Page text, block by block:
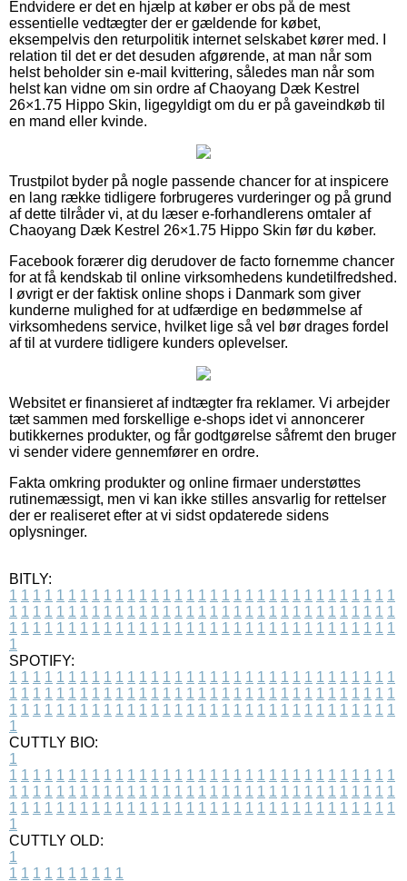
Endvidere er det en hjælp at køber er obs på de mest
essentielle vedtægter der er gældende for købet,
eksempelvis den returpolitik internet selskabet kører med. I
relation til det er det desuden afgørende, at man når som
helst beholder sin e-mail kvittering, således man når som
helst kan vidne om sin ordre af Chaoyang Dæk Kestrel
26×1.75 Hippo Skin, ligegyldigt om du er på gaveindkøb til
en mand eller kvinde.
Trustpilot byder på nogle passende chancer for at inspicere
en lang række tidligere forbrugeres vurderinger og på grund
af dette tilråder vi, at du læser e-forhandlerens omtaler af
Chaoyang Dæk Kestrel 26×1.75 Hippo Skin før du køber.
Facebook forærer dig derudover de facto fornemme chancer
for at få kendskab til online virksomhedens kundetilfredshed.
I øvrigt er der faktisk online shops i Danmark som giver
kunderne mulighed for at udfærdige en bedømmelse af
virksomhedens service, hvilket lige så vel bør drages fordel
af til at vurdere tidligere kunders oplevelser.
Websitet er finansieret af indtægter fra reklamer. Vi arbejder
tæt sammen med forskellige e-shops idet vi annoncerer
butikkernes produkter, og får godtgørelse såfremt den bruger
vi sender videre gennemfører en ordre.
Fakta omkring produkter og online firmaer understøttes
rutinemæssigt, men vi kan ikke stilles ansvarlig for rettelser
der er realiseret efter at vi sidst opdaterede sidens
oplysninger.
BITLY:
1 1 1 1 1 1 1 1 1 1 1 1 1 1 1 1 1 1 1 1 1 1 1 1 1 1 1 1 1 1 1 1 1
1 1 1 1 1 1 1 1 1 1 1 1 1 1 1 1 1 1 1 1 1 1 1 1 1 1 1 1 1 1 1 1 1
1 1 1 1 1 1 1 1 1 1 1 1 1 1 1 1 1 1 1 1 1 1 1 1 1 1 1 1 1 1 1 1 1
1
SPOTIFY:
1 1 1 1 1 1 1 1 1 1 1 1 1 1 1 1 1 1 1 1 1 1 1 1 1 1 1 1 1 1 1 1 1
1 1 1 1 1 1 1 1 1 1 1 1 1 1 1 1 1 1 1 1 1 1 1 1 1 1 1 1 1 1 1 1 1
1 1 1 1 1 1 1 1 1 1 1 1 1 1 1 1 1 1 1 1 1 1 1 1 1 1 1 1 1 1 1 1 1
1
CUTTLY BIO:
1
1 1 1 1 1 1 1 1 1 1 1 1 1 1 1 1 1 1 1 1 1 1 1 1 1 1 1 1 1 1 1 1 1
1 1 1 1 1 1 1 1 1 1 1 1 1 1 1 1 1 1 1 1 1 1 1 1 1 1 1 1 1 1 1 1 1
1 1 1 1 1 1 1 1 1 1 1 1 1 1 1 1 1 1 1 1 1 1 1 1 1 1 1 1 1 1 1 1 1
1
CUTTLY OLD:
1
1 1 1 1 1 1 1 1 1 1